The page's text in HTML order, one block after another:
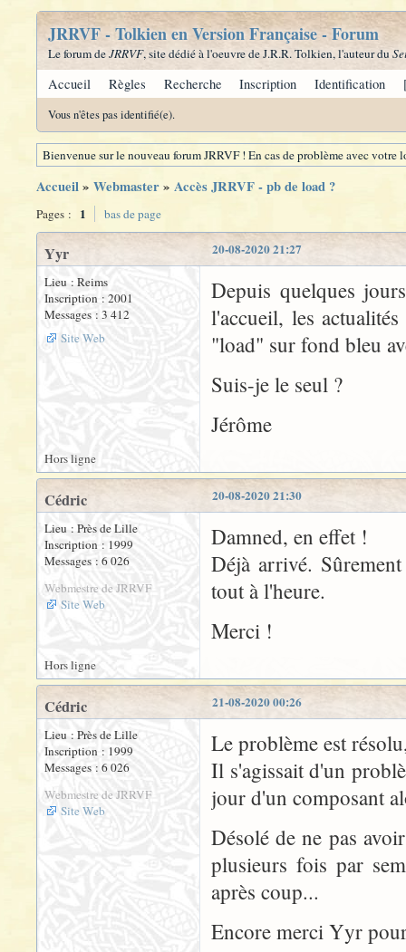
JRRVF - Tolkien en Version Française - Forum
Le forum deJRRVF, site dédié à l'oeuvre de J.R.R. Tolkien, l'auteur du
Accueil Règles Recherche Inscription Identification
Vous n'êtes pas identifié(e).
Bienvenue sur le nouveau forum JRRVF ! En cas de problème avec
Accueil» Webmaster» Accès JRRVF - pb de load ?
Pages : 1 bas de page
20-08-2020 21:27
Yyr
Lieu : Reims
Inscription : 2001
Messages : 3 412
Site Web
Depuis quelques
l'accueil, les
"load" sur fond bleu
Suis-je le seul ?
Jérôme
Hors ligne
20-08-2020 21:30
Cédric
Lieu : Près de Lille
Inscription : 1999
Messages : 6 026
Webmestre de JRRVF
Site Web
Damned, en effet !
Déjà arrivé.
tout à l'heure.
Merci !
Hors ligne
21-08-2020 00:26
Cédric
Lieu : Près de Lille
Inscription : 1999
Messages : 6 026
Webmestre de JRRVF
Site Web
Le problème est
Il s'agissait d'un
jour d'un composant
Désolé de ne pas
plusieurs fois par
après coup...
Encore merci Yyr